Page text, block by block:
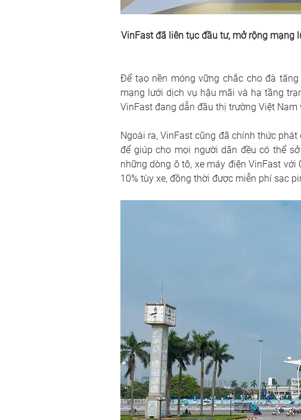
VinFast đã liên tục đầu tư, mở rộng
Để tạo nền móng vững chắc cho đà
mạng lưới dịch vụ hậu mãi và hạ tầng
VinFast đang dẫn đầu thị trường Việt
Ngoài ra, VinFast cũng đã chính thức
để giúp cho mọi người dân đều có thể
những dòng ô tô, xe máy điện VinFast
10% tùy xe, đồng thời được miễn phí sạc